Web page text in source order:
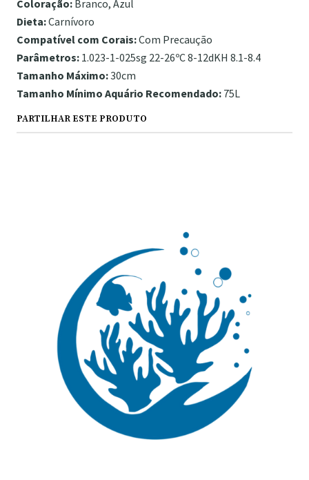
Coloração: Branco, Azul
Dieta:Carnívoro
Compatível com Corais:Com Precaução
Parâmetros: 1.023-1-025sg 22-26ºC 8-12dKH 8.1-8.4
Tamanho Máximo:30cm
Tamanho Mínimo Aquário Recomendado: 75L
PARTILHAR ESTE PRODUTO